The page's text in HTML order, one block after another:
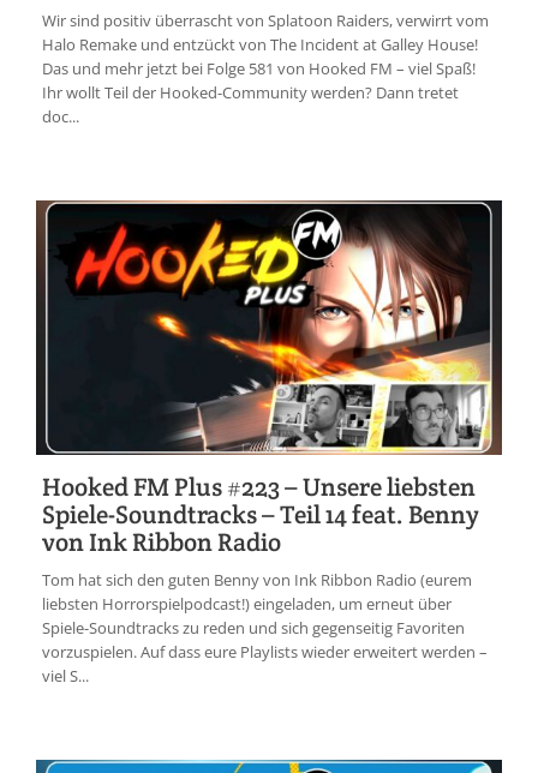
Wir sind positiv überrascht von Splatoon Raiders, verwirrt vom
Halo Remake und entzückt von The Incident at Galley House!
Das und mehr jetzt bei Folge 581 von Hooked FM – viel Spaß!
Ihr wollt Teil der Hooked-Community werden? Dann tretet
doc...
Hooked FM Plus #223 – Unsere liebsten
Spiele-Soundtracks – Teil 14 feat. Benny
von Ink Ribbon Radio
Tom hat sich den guten Benny von Ink Ribbon Radio (eurem
liebsten Horrorspielpodcast!) eingeladen, um erneut über
Spiele-Soundtracks zu reden und sich gegenseitig Favoriten
vorzuspielen. Auf dass eure Playlists wieder erweitert werden –
viel S...